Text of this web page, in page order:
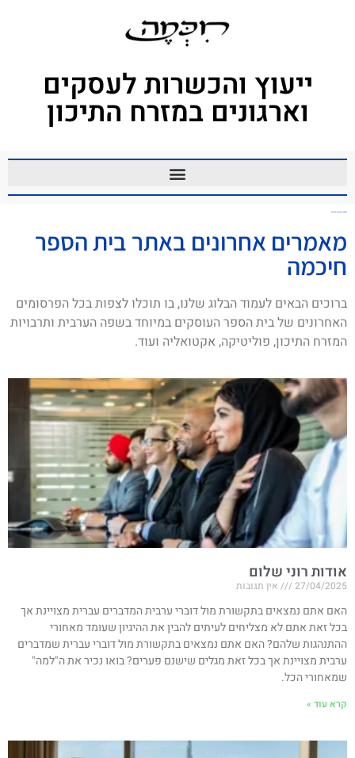
ייעוץ והכשרות לעסקים
וארגונים במזרח התיכון
שאלות בערבית מדוברת
מאמרים אחרונים באתר בית הספר
חיכמה
ברוכים הבאים לעמוד הבלוג שלנו, בו תוכלו לצפות בכל הפרסומים
האחרונים של בית הספר העוסקים במיוחד בשפה הערבית ותרבויות
המזרח התיכון, פוליטיקה, אקטואליה ועוד.
אודות רוני שלום
27/04/2025 אין תגובות
האם אתם נמצאים בתקשורת מול דוברי ערבית המדברים עברית מצויינת אך
בכל זאת אתם לא מצליחים לעיתים להבין את ההיגיון שעומד מאחורי
ההתנהגות שלהם? האם אתם נמצאים בתקשורת מול דוברי עברית שמדברים
ערבית מצויינת אך בכל זאת מגלים שישנם פערים? בואו נכיר את ה"למה"
שמאחורי הכל.
קרא עוד »